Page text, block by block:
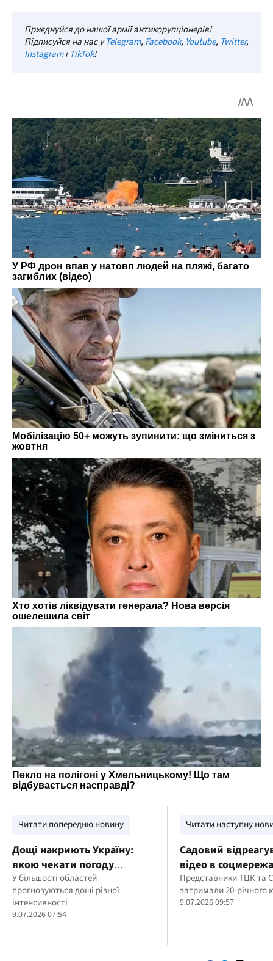
Приєднуйся до нашої армії антикорупціонерів!
Підписуйся на нас уTelegram, Facebook, Youtube, Twitter,
InstagramіTikTok!
Читати попередню новину
Дощі накриють Україну:
якою чекати погоду
сьогодні
У більшості областей
прогнозуються дощі різної
інтенсивності
9.07.2026 07:54
Читати наступну
Садовий
відео в
конфлікту з
ТЦК на Сихові
Представники ТЦК та
затримали 20-річного
9.07.2026 09:57